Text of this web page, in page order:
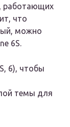
работающих
что
можно
6S.
6), чтобы
темы для